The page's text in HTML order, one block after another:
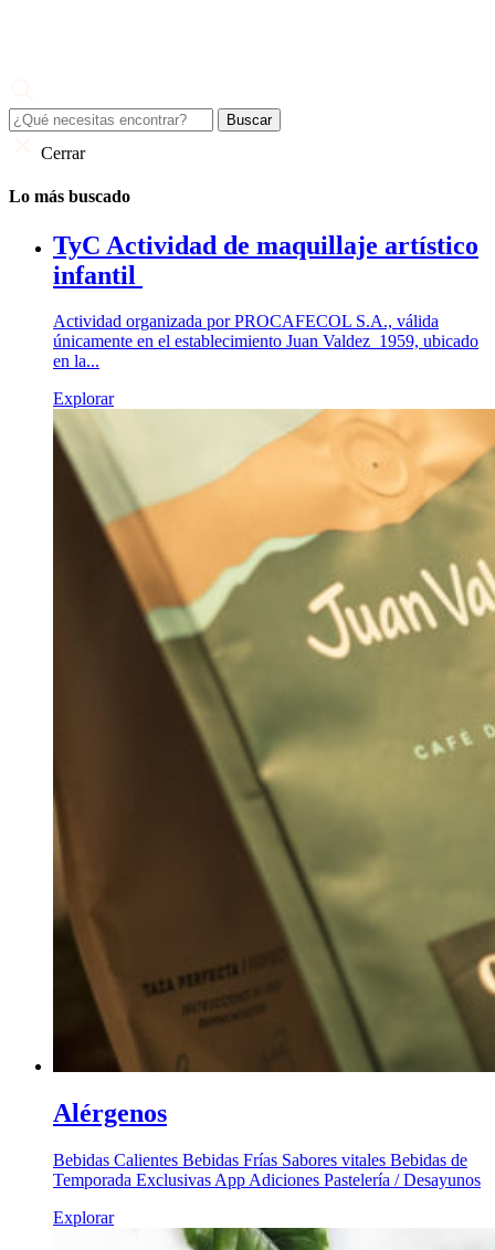
Cerrar
Lo más buscado
TyC Actividad de maquillaje artístico
infantil
Actividad organizada por PROCAFECOL S.A., válida
únicamente en el establecimiento Juan Valdez 1959, ubicado
en la...
Explorar
Alérgenos
Bebidas Calientes Bebidas Frías Sabores vitales Bebidas de
Temporada Exclusivas App Adiciones Pastelería / Desayunos
Explorar